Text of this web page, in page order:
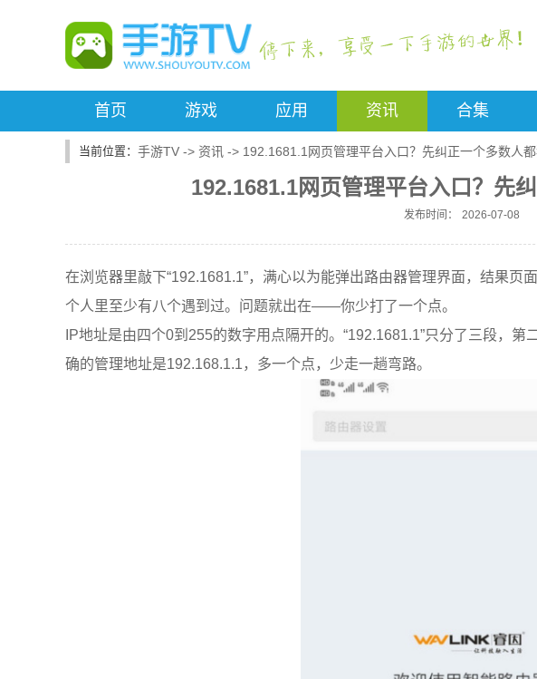
首页 游戏 应用 资讯 合集
手游TV -> 资讯 -> 192.1681.1网页管理平台入口？先纠正一个多数人
192.1681.1网页管理平台入口？先
发布时间： 2026-07-08
在浏览器里敲下“192.1681.1”，满心以为能弹出路由器管理界面，结果
个人里至少有八个遇到过。问题就出在——你少打了一个点。
IP地址是由四个0到255的数字用点隔开的。“192.1681.1”只分了三段，
确的管理地址是192.168.1.1，多一个点，少走一趟弯路。